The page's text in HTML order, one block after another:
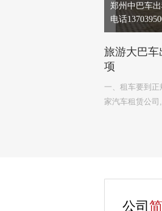
郑州中巴车
电话
旅游大巴
项
一、租车要到
家汽车租赁公司
公司